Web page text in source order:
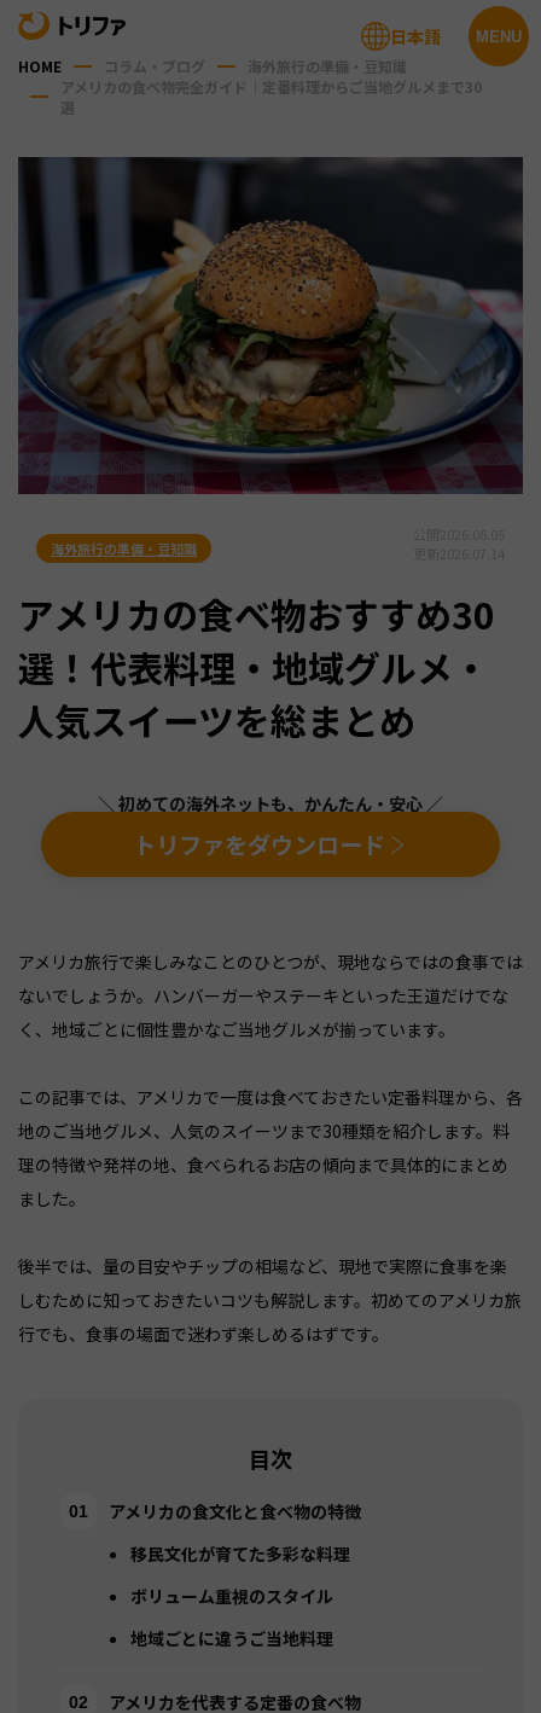
MENU
日本語
HOME コラム・ブログ
海外旅行の準備・豆知識
アメリカの食べ物完全ガイド｜定番料理からご当地グルメまで30
選
海外旅行の準備・豆知識
アメリカの食べ物おすすめ30
選！代表料理・地域グルメ・
人気スイーツを総まとめ
＼ 初めての海外ネットも、かんたん・安心 ／
トリファをダウンロード
アメリカ旅行で楽しみなことのひとつが、現地ならではの食事では
ないでしょうか。ハンバーガーやステーキといった王道だけでな
く、地域ごとに個性豊かなご当地グルメが揃っています。
この記事では、アメリカで一度は食べておきたい定番料理から、各
地のご当地グルメ、人気のスイーツまで30種類を紹介します。料
理の特徴や発祥の地、食べられるお店の傾向まで具体的にまとめ
ました。
後半では、量の目安やチップの相場など、現地で実際に食事を楽
しむために知っておきたいコツも解説します。初めてのアメリカ旅
行でも、食事の場面で迷わず楽しめるはずです。
目次
アメリカの食文化と食べ物の特徴
移民文化が育てた多彩な料理
ボリューム重視のスタイル
地域ごとに違うご当地料理
アメリカを代表する定番の食べ物